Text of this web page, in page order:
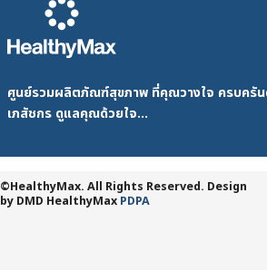
ศูนย์รวมผลิตภัณฑ์สุขภาพ ที่คุณวางใจ ครบครั
เภสัชกร ดูแลคุณด้วยใจ...
©HealthyMax. All Rights Reserved. Design
by DMD HealthyMax PDPA